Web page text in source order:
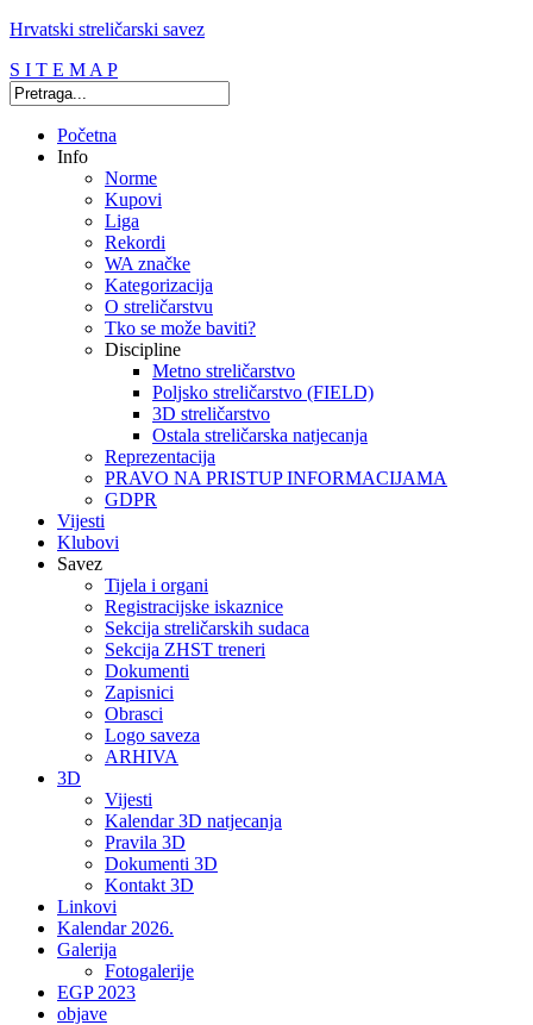
Hrvatski streličarski savez
S I T E M A P
Početna
Info
Norme
Kupovi
Liga
Rekordi
WA značke
Kategorizacija
O streličarstvu
Tko se može baviti?
Discipline
Metno streličarstvo
Poljsko streličarstvo (FIELD)
3D streličarstvo
Ostala streličarska natjecanja
Reprezentacija
PRAVO NA PRISTUP INFORMACIJAMA
GDPR
Vijesti
Klubovi
Savez
Tijela i organi
Registracijske iskaznice
Sekcija streličarskih sudaca
Sekcija ZHST treneri
Dokumenti
Zapisnici
Obrasci
Logo saveza
ARHIVA
3D
Vijesti
Kalendar 3D natjecanja
Pravila 3D
Dokumenti 3D
Kontakt 3D
Linkovi
Kalendar 2026.
Galerija
Fotogalerije
EGP 2023
objave